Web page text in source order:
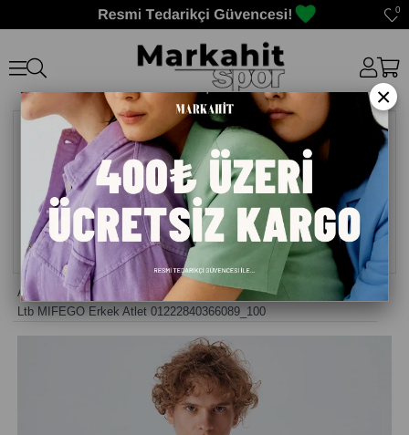
0
Anasayfa> Atlet Erkek >
Ltb MIFEGO Erkek Atlet 01222840366089_100
×